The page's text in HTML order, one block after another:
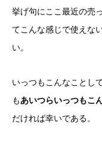
挙げ句にここ最近の売
てこんな感じで使えな
い。
いっつもこんなことし
もあいつらいっつもこ
だければ幸いである。